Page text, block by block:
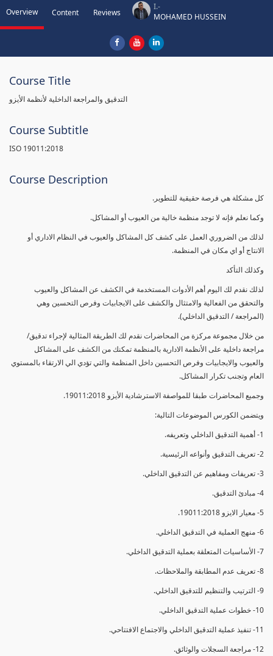
Overview Content Reviews
I.-
MOHAMED HUSSEIN
Course Title
التدقيق والمراجعة الداخلية لأنظمة الأيزو
Course Subtitle
ISO 19011:2018
Course Description
كل مشكلة هي فرصة حقيقية للتطوير.
وكما نعلم فإنه لا توجد منظمة خالية من العيوب أو المشاكل.
لذلك من الضروري العمل على كشف كل المشاكل والعيوب في النظام الاداري أو
الانتاج أو اي مكان في المنظمة.
وكذلك التأكد
لذلك نقدم لك اليوم أهم الأدوات المستخدمة في الكشف عن المشاكل والعيوب
والتحقق من الفعالية والامتثال والكشف على الايجابيات وفرص التحسين وهي
(المراجعة / التدقيق الداخلي).
من خلال مجموعة مركزة من المحاضرات نقدم لك الطريقة المثالية لإجراء تدقيق/
مراجعة داخلية على الأنظمة الادارية بالمنظمة تمكنك من الكشف على المشاكل
والعيوب والايجابيات وفرص التحسين داخل المنظمة والتي تؤدي الي الارتقاء بالمستوي
العام وتجنب تكرار المشاكل.
وجميع المحاضرات طبقا للمواصفة الاسترشادية الأيزو 19011:2018.
ويتضمن الكورس الموضوعات التالية:
1- أهمية التدقيق الداخلي وتعريفه.
2- تعريف التدقيق وأنواعه الرئيسية.
3- تعريفات ومفاهيم عن التدقيق الداخلي.
4- مبادئ التدقيق.
5- معيار الايزو 19011:2018.
6- منهج العملية في التدقيق الداخلي.
7- الأساسيات المتعلقة بعملية التدقيق الداخلي.
8- تعريف عدم المطابقة والملاحظات.
9- الترتيب والتنظيم للتدقيق الداخلي.
10- خطوات عملية التدقيق الداخلي.
11- تنفيذ عملية التدقيق الداخلي والاجتماع الافتتاحي.
12- مراجعة السجلات والوثائق.